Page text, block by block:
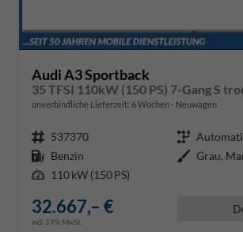
Audi A3 Sportback
35 TFSI 110kW (150 PS) 7-Gang S
unverbindliche Lieferzeit: 6 Wochen Neuwagen
Fahrzeugnr. 537370 Getriebe
Kraftstoff Benzin Außenfarbe Grau,
Leistung 110 kW (150 PS)
32.667,– €
incl. 19% MwSt.